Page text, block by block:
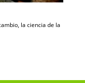
la ciencia de la